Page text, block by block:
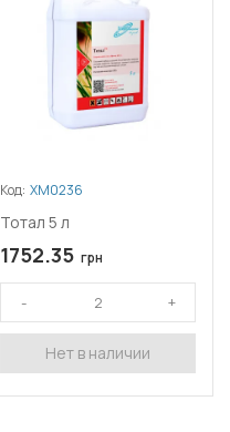
Код: ХМ0236
Тотал 5 л
1752.35 грн
Нет в наличии